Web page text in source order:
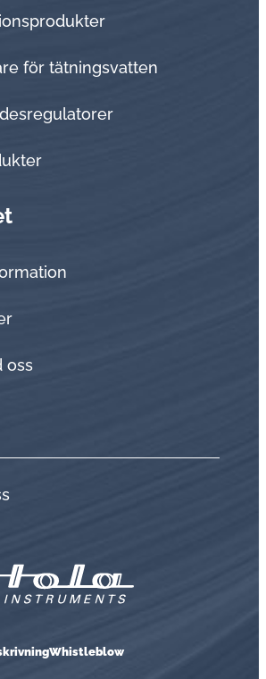
för tätningsvatten
oss
Whistleblow